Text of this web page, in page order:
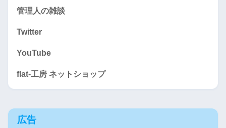
管理人の雑談
Twitter
YouTube
flat-工房 ネットショップ
広告